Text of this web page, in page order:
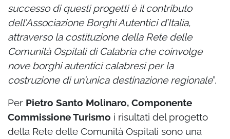
successo di questi progetti è il contributo
dell’Associazione Borghi Autentici d’Italia,
attraverso la costituzione della Rete delle
Comunità Ospitali di Calabria che coinvolge
nove borghi autentici calabresi per la
costruzione di un’unica destinazione regionale”.
Per Pietro Santo Molinaro, Componente
Commissione Turismo i risultati del progetto
della Rete delle Comunità Ospitali sono una